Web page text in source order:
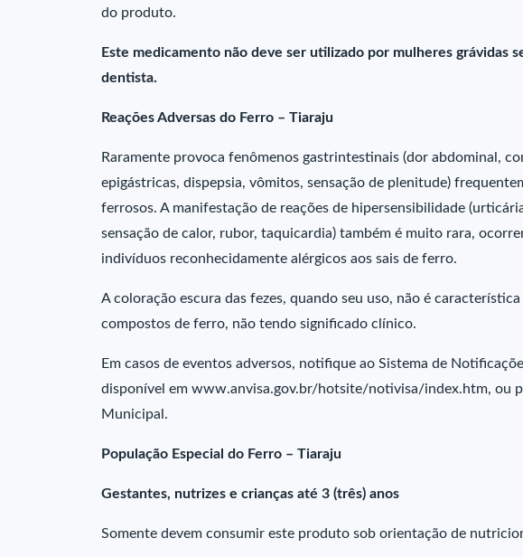
do produto.
Este medicamento não deve ser utilizado por mulheres grávidas
dentista.
Reações Adversas do Ferro – Tiaraju
Raramente provoca fenômenos gastrintestinais (dor abdominal,
epigástricas, dispepsia, vômitos, sensação de plenitude)
ferrosos. A manifestação de reações de hipersensibilidade
sensação de calor, rubor, taquicardia) também é muito rara,
indivíduos reconhecidamente alérgicos aos sais de ferro.
A coloração escura das fezes, quando seu uso, não é
compostos de ferro, não tendo significado clínico.
Em casos de eventos adversos, notifique ao Sistema de
disponível em www.anvisa.gov.br/hotsite/notivisa/index.htm, ou
Municipal.
População Especial do Ferro – Tiaraju
Gestantes, nutrizes e crianças até 3 (três) anos
Somente devem consumir este produto sob orientação de